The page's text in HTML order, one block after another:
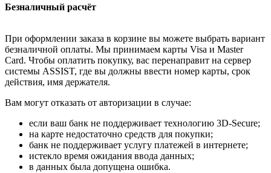
Безналичный расчёт
При оформлении заказа в корзине вы можете выбрать вариант
безналичной оплаты. Мы принимаем карты Visa и Master
Card. Чтобы оплатить покупку, вас перенаправит на сервер
системы ASSIST, где вы должны ввести номер карты, срок
действия, имя держателя.
Вам могут отказать от авторизации в случае:
если ваш банк не поддерживает технологию 3D-Secure;
на карте недостаточно средств для покупки;
банк не поддерживает услугу платежей в интернете;
истекло время ожидания ввода данных;
в данных была допущена ошибка.